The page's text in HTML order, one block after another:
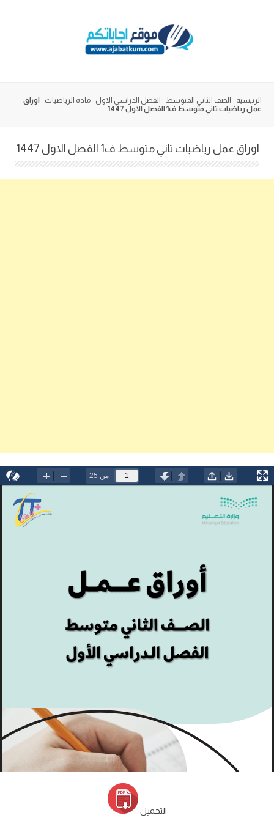
الرئيسية - الصف الثاني المتوسط - الفصل الدراسي الاول -مادة الرياضيات - اوراق
عمل رياضيات ثاني متوسط ف1 الفصل الاول 1447
اوراق عمل رياضيات ثاني متوسط ف1 الفصل الاول 1447
التحميل